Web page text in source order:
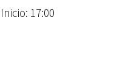
Inicio: 17:00